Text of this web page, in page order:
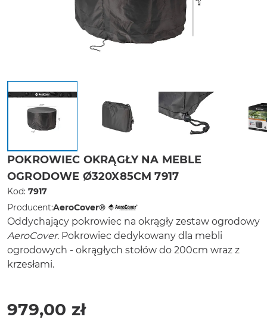
POKROWIEC OKRĄGŁY NA MEBLE
OGRODOWE Ø320X85CM 7917
Kod: 7917
Producent:AeroCover®
Oddychający pokrowiec na okrągły zestaw ogrodowy
AeroCover. Pokrowiec dedykowany dla mebli
ogrodowych - okrągłych stołów do 200cm wraz z
krzesłami.
979,00 zł